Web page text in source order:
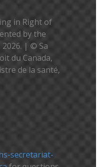
in Right of
by the
| © Sa
du Canada,
de la santé,
secretariat-